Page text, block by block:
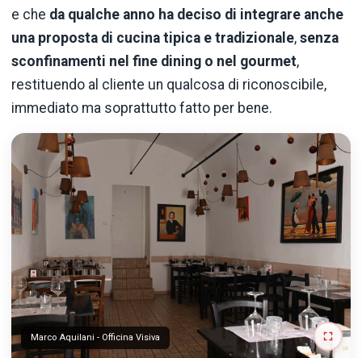
e che da qualche anno ha deciso di integrare anche
una proposta di cucina tipica e tradizionale, senza
sconfinamenti nel fine dining o nel gourmet,
restituendo al cliente un qualcosa di riconoscibile,
immediato ma soprattutto fatto per bene.
Marco Aquilani - Officina Visiva